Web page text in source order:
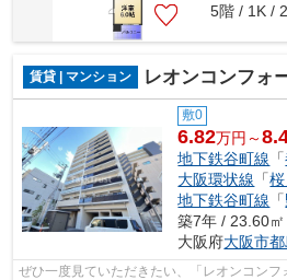
5階 / 1K /
賃貸 | マンション レオンコンフォ
敷0
6.82万円～
地下鉄谷町線 「
大阪環状線 「
地下鉄谷町線 「
築7年 / 23.60
大阪府大阪市
ぜひ一度見ていただきたい、「レオンコン